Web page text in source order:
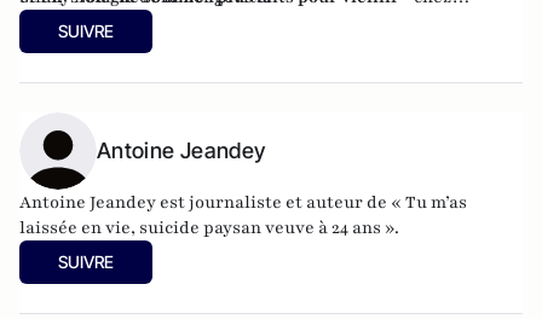
Grasset, et "Longue vie"
SUIVRE
Antoine Jeandey
Antoine Jeandey est journaliste et auteur de « Tu m’as
laissée en vie, suicide paysan veuve à 24 ans ».
SUIVRE